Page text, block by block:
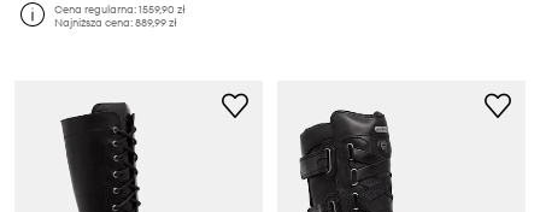
Cena regularna:1559,90 zł
Najniższa cena:889,99 zł